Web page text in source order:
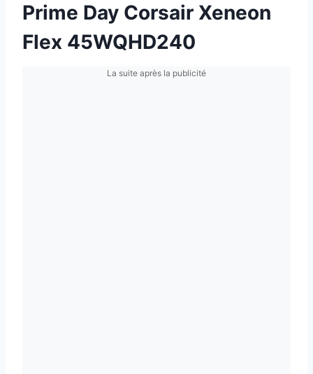
Prime Day Corsair Xeneon
Flex 45WQHD240
La suite après la publicité